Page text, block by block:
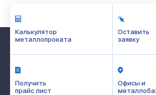
Калькулятор
металлопроката
Оставить
заявку
Получить
прайс лист
Офисы и